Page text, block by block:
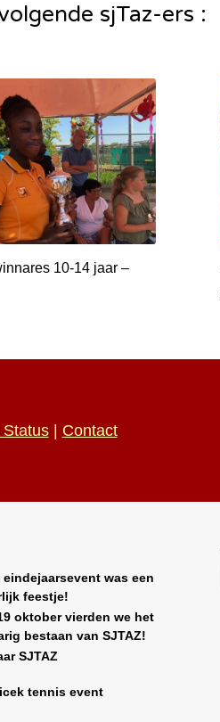
sjTaz-ers :
10-14 jaar –
| Contact
eindejaarsevent was een
feestje!
oktober vierden we het
bestaan van SJTAZ!
SJTAZ
tennis event